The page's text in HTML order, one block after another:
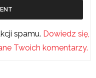
spamu. Dowiedz się,
Twoich komentarzy.